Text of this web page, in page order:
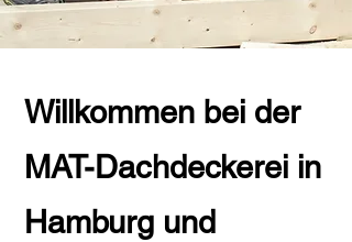
Willkommen bei der
MAT-Dachdeckerei in
Hamburg und